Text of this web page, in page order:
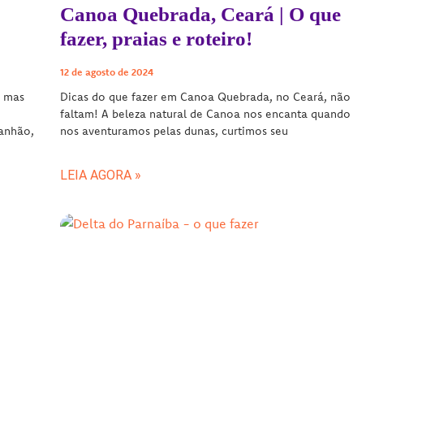
Canoa Quebrada, Ceará | O que
fazer, praias e roteiro!
12 de agosto de 2024
Dicas do que fazer em Canoa Quebrada, no Ceará, não
faltam! A beleza natural de Canoa nos encanta quando
nos aventuramos pelas dunas, curtimos seu
LEIA AGORA »